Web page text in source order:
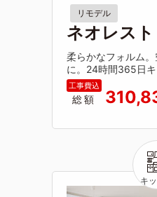
リモデル
ネオレスト
柔らかなフォルム
に。24時間365日キ
総額